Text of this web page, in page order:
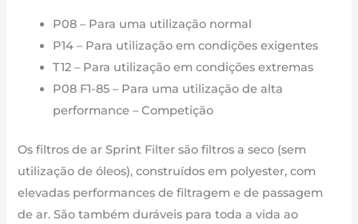
P08 – Para uma utilização normal
P14 – Para utilização em condições exigentes
T12 – Para utilização em condições extremas
P08 F1-85 – Para uma utilização de alta
performance – Competição
Os filtros de ar Sprint Filter são filtros a seco (sem
utilização de óleos), construídos em polyester, com
elevadas performances de filtragem e de passagem
de ar. São também duráveis para toda a vida ao